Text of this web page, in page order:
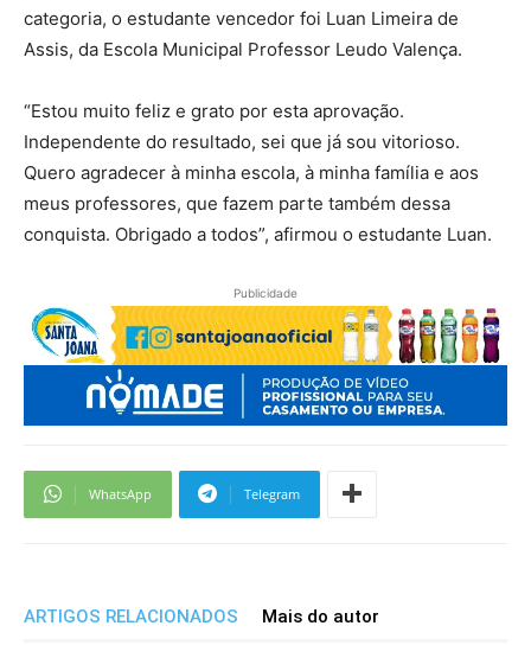
categoria, o estudante vencedor foi Luan Limeira de
Assis, da Escola Municipal Professor Leudo Valença.
“Estou muito feliz e grato por esta aprovação.
Independente do resultado, sei que já sou vitorioso.
Quero agradecer à minha escola, à minha família e aos
meus professores, que fazem parte também dessa
conquista. Obrigado a todos”, afirmou o estudante Luan.
Publicidade
WhatsApp Telegram
ARTIGOS RELACIONADOS Mais do autor